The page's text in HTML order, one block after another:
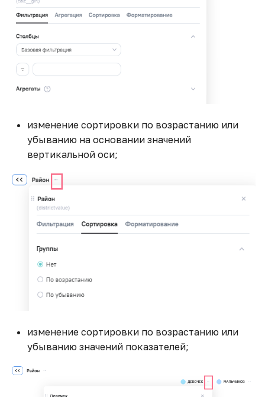
изменение сортировки по возрастанию или
убыванию на основании значений
вертикальной оси;
изменение сортировки по возрастанию или
убыванию значений показателей;